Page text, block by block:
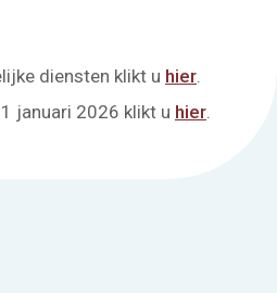
diensten klikt u hier.
januari 2026 klikt u hier.